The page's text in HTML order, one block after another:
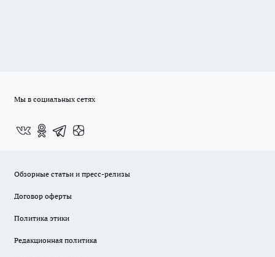
Мы в социальных сетях
Обзорные статьи и пресс-релизы
Договор оферты
Политика этики
Редакционная политика